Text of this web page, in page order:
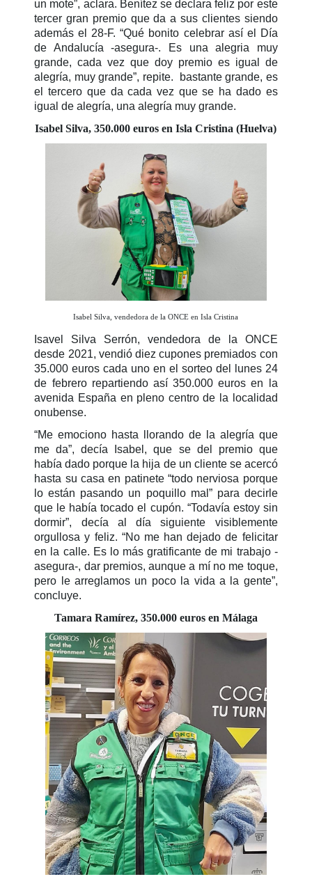
un mote”, aclara. Benítez se declara feliz por este
tercer gran premio que da a sus clientes siendo
además el 28-F. “Qué bonito celebrar así el Día
de Andalucía -asegura-. Es una alegria muy
grande, cada vez que doy premio es igual de
alegría, muy grande”, repite. bastante grande, es
el tercero que da cada vez que se ha dado es
igual de alegría, una alegría muy grande.
Isabel Silva, 350.000 euros en Isla Cristina (Huelva)
Isabel Silva, vendedora de la ONCE en Isla Cristina
Isavel Silva Serrón, vendedora de la ONCE
desde 2021, vendió diez cupones premiados con
35.000 euros cada uno en el sorteo del lunes 24
de febrero repartiendo así 350.000 euros en la
avenida España en pleno centro de la localidad
onubense.
“Me emociono hasta llorando de la alegría que
me da”, decía Isabel, que se del premio que
había dado porque la hija de un cliente se acercó
hasta su casa en patinete “todo nerviosa porque
lo están pasando un poquillo mal” para decirle
que le había tocado el cupón. “Todavía estoy sin
dormir”, decía al día siguiente visiblemente
orgullosa y feliz. “No me han dejado de felicitar
en la calle. Es lo más gratificante de mi trabajo -
asegura-, dar premios, aunque a mí no me toque,
pero le arreglamos un poco la vida a la gente”,
concluye.
Tamara Ramírez, 350.000 euros en Málaga